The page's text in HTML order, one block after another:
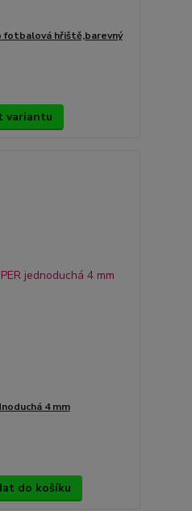
fotbalová hřiště,barevný
variantu
4 mm
do košíku